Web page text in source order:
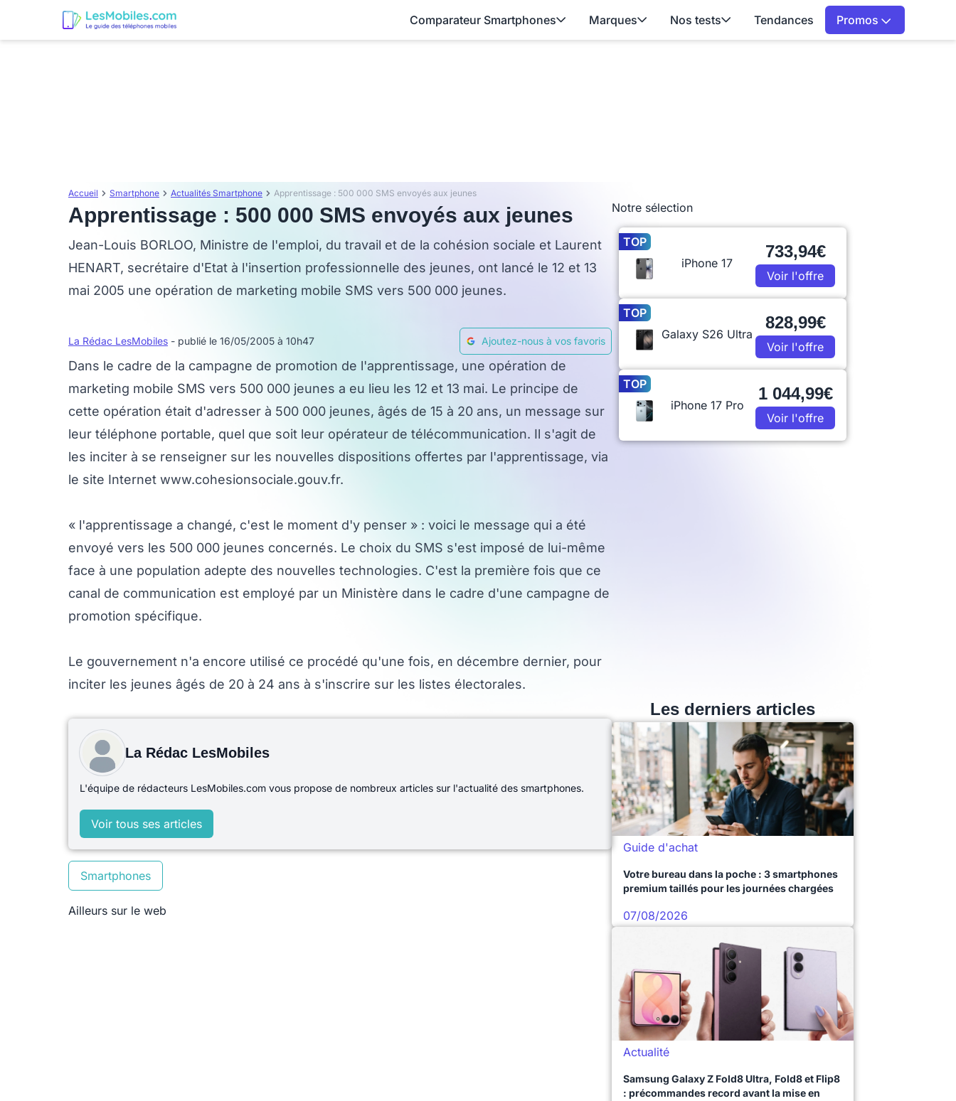
Comparateur Smartphones Marques Nos tests Tendances Promos
Accueil Smartphone Actualités Smartphone Apprentissage : 500 000 SMS envoyés aux jeunes
Apprentissage : 500 000 SMS envoyés aux jeunes
Jean-Louis BORLOO, Ministre de l'emploi, du travail et de la cohésion sociale et Laurent
HENART, secrétaire d'Etat à l'insertion professionnelle des jeunes, ont lancé le 12 et 13
mai 2005 une opération de marketing mobile SMS vers 500 000 jeunes.
La Rédac LesMobiles - publié le 16/05/2005 à 10h47 Ajoutez-nous à vos favoris
Dans le cadre de la campagne de promotion de l'apprentissage, une opération de
marketing mobile SMS vers 500 000 jeunes a eu lieu les 12 et 13 mai. Le principe de
cette opération était d'adresser à 500 000 jeunes, âgés de 15 à 20 ans, un message sur
leur téléphone portable, quel que soit leur opérateur de télécommunication. Il s'agit de
les inciter à se renseigner sur les nouvelles dispositions offertes par l'apprentissage, via
le site Internet www.cohesionsociale.gouv.fr.
« l'apprentissage a changé, c'est le moment d'y penser » : voici le message qui a été
envoyé vers les 500 000 jeunes concernés. Le choix du SMS s'est imposé de lui-même
face à une population adepte des nouvelles technologies. C'est la première fois que ce
canal de communication est employé par un Ministère dans le cadre d'une campagne de
promotion spécifique.
Le gouvernement n'a encore utilisé ce procédé qu'une fois, en décembre dernier, pour
inciter les jeunes âgés de 20 à 24 ans à s'inscrire sur les listes électorales.
La Rédac LesMobiles
L'équipe de rédacteurs LesMobiles.com vous propose de nombreux articles sur l'actualité des smartphones.
Voir tous ses articles
Smartphones
Ailleurs sur le web
Notre sélection
TOP
iPhone 17
733,94€
Voir l'offre
TOP
Galaxy S26 Ultra
828,99€
Voir l'offre
TOP
iPhone 17 Pro
1 044,99€
Voir l'offre
Les derniers articles
Guide d'achat
Votre bureau dans la poche : 3 smartphones
premium taillés pour les journées chargées
07/08/2026
Actualité
Samsung Galaxy Z Fold8 Ultra, Fold8 et Flip8
: précommandes record avant la mise en